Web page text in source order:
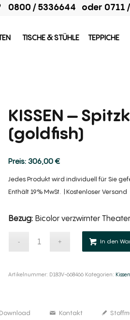
0800 / 5336644 oder 0711
TISCHE & STÜHLE TEPPICHE
KISSEN –
(goldfish)
306,00€
Jedes Produkt wird individuell für Sie
Enthält 19% MwSt.
Kostenloser Versand
Bezug: Bicolor verzwirnter
In den
Artikelnummer: D183V-668466 Kategorien: Kissen
Download Kontakt